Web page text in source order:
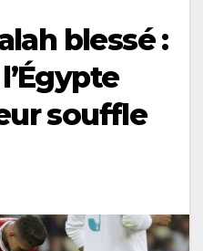
blessé :
souffle